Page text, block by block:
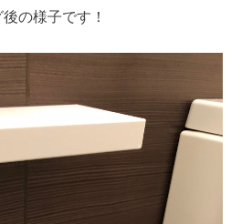
の様子です！